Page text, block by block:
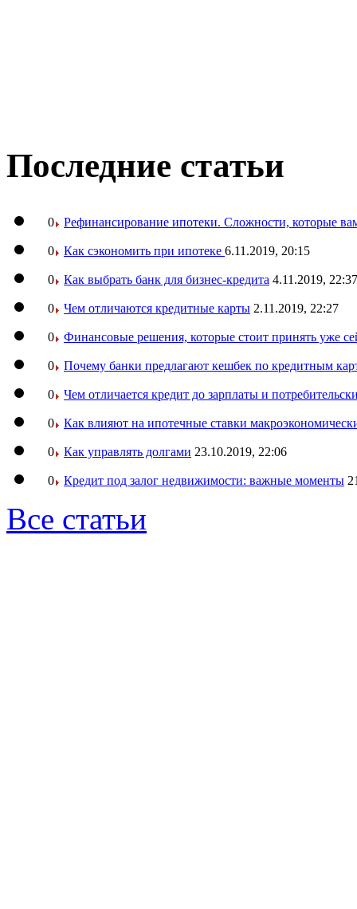
Последние статьи
0 Рефинансирование ипотеки. Сложности, которые
0 Как сэкономить при ипотеке 6.11.2019, 20:15
0 Как выбрать банк для бизнес-кредита 4.11.2019, 22:37
0 Чем отличаются кредитные карты 2.11.2019, 22:27
0 Финансовые решения, которые стоит принять уже
0 Почему банки предлагают кешбек по кредитным
0 Чем отличается кредит до зарплаты и
0 Как влияют на ипотечные ставки
0 Как управлять долгами 23.10.2019, 22:06
0 Кредит под залог недвижимости: важные моменты
Все статьи